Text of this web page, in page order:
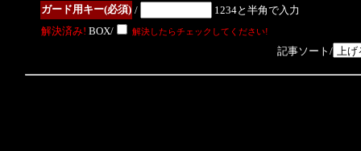
ガード用キー(必須) /
1234と半角で入力
解決済み! BOX/ 解決したらチェックしてください!
記事ソート/